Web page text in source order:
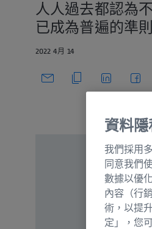
人人過去都認為
已成為普遍的準
2022 4月 14
資料
我們採用
同意我們
數據以優
內容（行
術，以提
定」，您